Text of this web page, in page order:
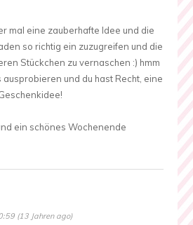
mal eine zauberhafte Idee und die
so richtig ein zuzugreifen und die
Stückchen zu vernaschen :) hmm
ausprobieren und du hast Recht, eine
ein schönes Wochenende
(13 Jahren ago)